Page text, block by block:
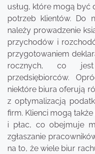
usług, które mogą
potrzeb klientów. Do
należy prowadzenie
przychodów i
przygotowaniem
rocznych, co
przedsiębiorców.
niektóre biura oferują
z optymalizacją
firm. Klienci mogą
i płac, co obejmuje
zgłaszanie
na to, że wiele biur